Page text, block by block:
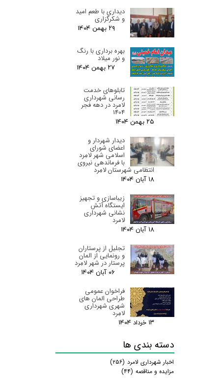
دیداری با طعم امید
و شکرگزاری
۲۹ بهمن ۰۴
بهره برداری با رنگ
و نور میلاد
۲۷ بهمن ۰۴
تابلوهای خدمت
رسانی شهرداری
لامرد در دهه فجر
1404
۲۵ بهمن ۰۴
دیدار شهردار و
اعضای شورای
اسلامی شهر لامِرد
با فرماندهی نیروی
انتظامی شهرستان لامِرد
۱۸ آبان ۰۴
زیباسازی و تجهیز
ایستگاه آتش
نشانی شهرداری
لامرد
۱۸ آبان ۰۴
تجلیل از پرستاران
و رونمایی از المان
پرستار در شهر لامِرد
۰۶ آبان ۰۴
فراخوان عمومی
طراحی المان های
شهری شهرداری
لامِرد
۱۳ خرداد ۰۴
دسته بندی ها
اخبار شهرداری لامرد (۲۵۶)
مزایده و مناقصه (۴۴)